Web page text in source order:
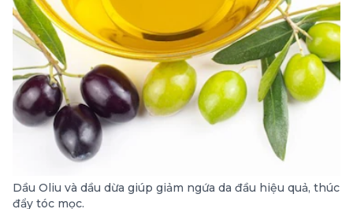
Dầu Oliu và dầu dừa giúp giảm ngứa da đầu hiệu quả, thúc
đẩy tóc mọc.